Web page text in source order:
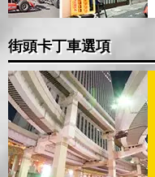
街頭卡丁車選項